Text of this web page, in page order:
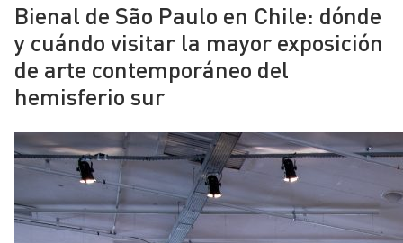
Podcasts Programas
Lo Último Actualidad
Ciudad
Tendencias Deportes
Entretención y Cultura
Dato en Pauta Señal 2
Bienal de São Paulo en Chile: dónde
y cuándo visitar la mayor exposición
de arte contemporáneo del
hemisferio sur